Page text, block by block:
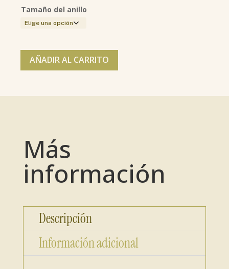
Tamaño del anillo
AÑADIR AL CARRITO
Más
información
Descripción
Información adicional